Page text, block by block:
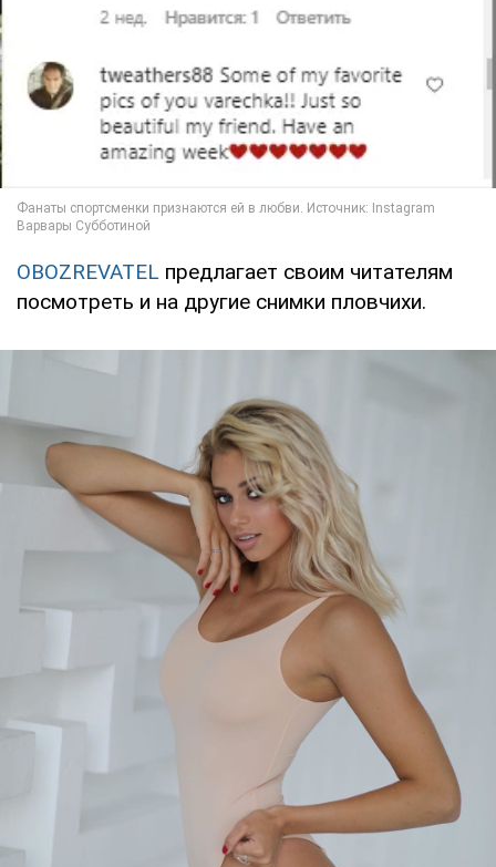
OBOZREVATEL предлагает своим читателям
посмотреть и на другие снимки пловчихи.